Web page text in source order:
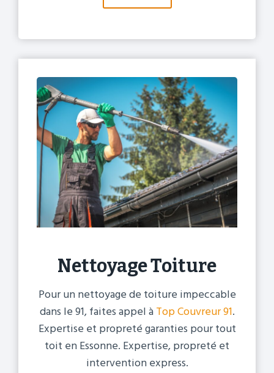
Nettoyage Toiture
Pour un nettoyage de toiture impeccable
dans le 91, faites appel àTop Couvreur 91.
Expertise et propreté garanties pour tout
toit en Essonne. Expertise, propreté et
intervention express.